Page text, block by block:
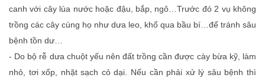
canh với cây lúa nước hoặc đậu, bắp, ngô…Trước đó 2 vụ không
trồng các cây cùng họ như dưa leo, khổ qua bầu bí…để tránh sâu
bệnh tồn dư…
- Do bộ rễ dưa chuột yếu nên đất trồng cần được cày bừa kỹ, làm
nhỏ, tơi xốp, nhặt sạch cỏ dại. Nếu cần phải xử lý sâu bệnh thì